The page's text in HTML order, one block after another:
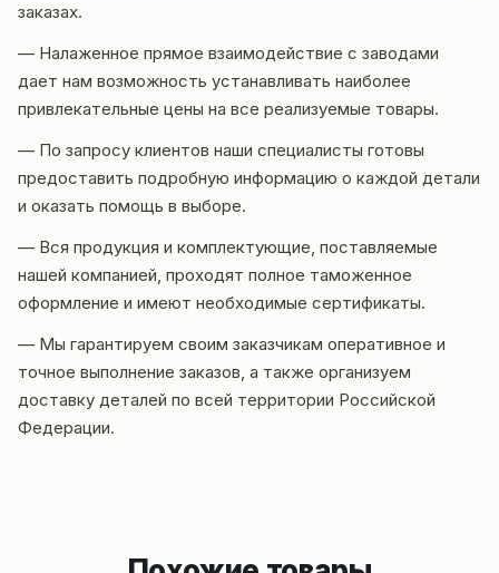
заказах.
— Налаженное прямое взаимодействие с заводами
дает нам возможность устанавливать наиболее
привлекательные цены на все реализуемые товары.
— По запросу клиентов наши специалисты готовы
предоставить подробную информацию о каждой детали
и оказать помощь в выборе.
— Вся продукция и комплектующие, поставляемые
нашей компанией, проходят полное таможенное
оформление и имеют необходимые сертификаты.
— Мы гарантируем своим заказчикам оперативное и
точное выполнение заказов, а также организуем
доставку деталей по всей территории Российской
Федерации.